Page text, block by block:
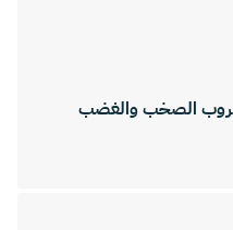
حروب الصخب والغضب